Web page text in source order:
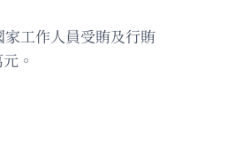
工作人員受賄及行賄
。